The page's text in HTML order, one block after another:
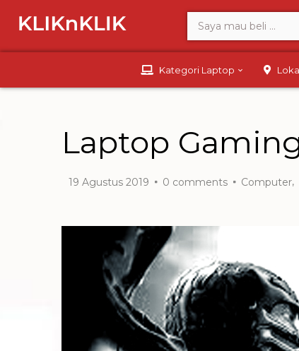
Kategori Laptop
Laptop
19 Agustus 2019 0 comments Computer,